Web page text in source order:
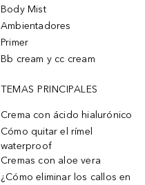
Body Mist
Ambientadores
Primer
Bb cream y cc cream
TEMAS PRINCIPALES
Crema con ácido hialurónico
Cómo quitar el rímel
waterproof
Cremas con aloe vera
¿Cómo eliminar los callos en